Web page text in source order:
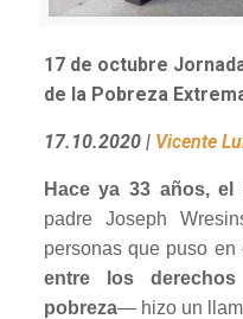
17 de octubre
de la Pobreza
17.10.2020| Vicente
Hace ya 33 años,
padre Joseph
personas que puso en
entre los
pobreza— hizo un